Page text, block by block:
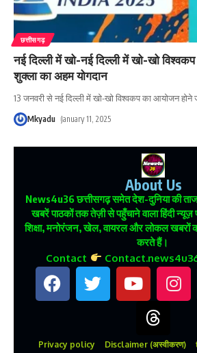
छत्तीसगढ़
नई दिल्ली में खो-नई दिल्ली में खो-खो
शुक्ला का अहम योगदान
13 जनवरी से नई दिल्ली में खो-खो विश्वकप का आयोजन होने
Mkyadu January 11, 2025
About Us
News4u36छत्तीसगढ़ समेत देश-दुनिया की
खबरें पाठकों तक तेज़ी से पहुँचाने वाला हिंदी न्यूज़
शिक्षा, मनोरंजन, खेल, वायरल और लोकल खबरों
करते हैं।
Contact
Privacy policy Disclaimer (अस्वीकरण)